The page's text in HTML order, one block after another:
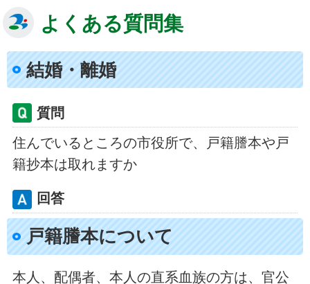
よくある質問集
結婚・離婚
質問
住んでいるところの市役所で、戸籍謄本や戸
籍抄本は取れますか
回答
戸籍謄本について
本人、配偶者、本人の直系血族の方は、官公